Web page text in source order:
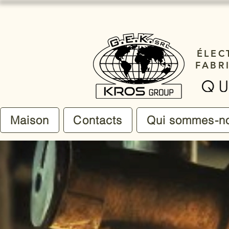
Maison Contacts Qui sommes-